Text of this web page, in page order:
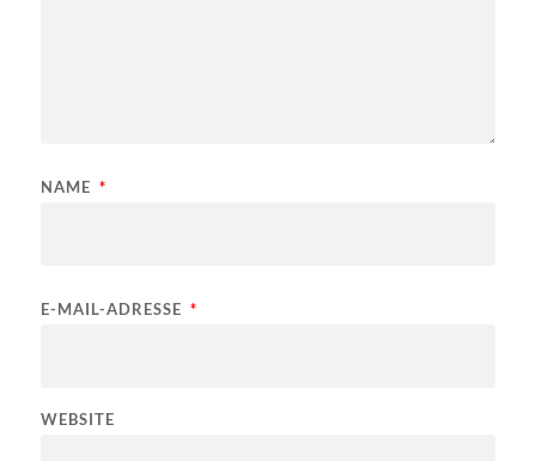
NAME *
E-MAIL-ADRESSE *
WEBSITE